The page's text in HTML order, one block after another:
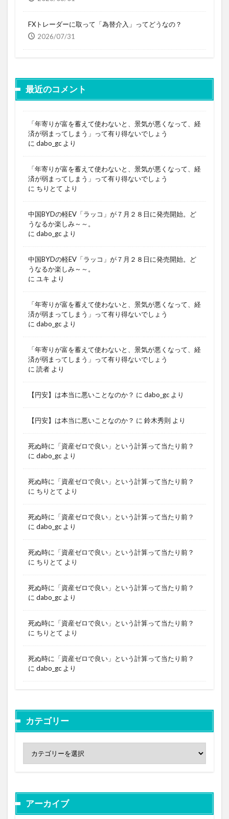
FXトレーダーに取って「為替介入」ってどうなの？
2026/07/31
最近のコメント
「年寄りが富を蓄えて使わないと、景気が悪くなって、経
済が弱まってしまう」って有り得ないでしょう
に dabo_gc より
「年寄りが富を蓄えて使わないと、景気が悪くなって、経
済が弱まってしまう」って有り得ないでしょう
に ちりとて より
中国BYDの軽EV「ラッコ」が７月２８日に発売開始。ど
うなるか楽しみ～～。
に dabo_gc より
中国BYDの軽EV「ラッコ」が７月２８日に発売開始。ど
うなるか楽しみ～～。
に ユキ より
「年寄りが富を蓄えて使わないと、景気が悪くなって、経
済が弱まってしまう」って有り得ないでしょう
に dabo_gc より
「年寄りが富を蓄えて使わないと、景気が悪くなって、経
済が弱まってしまう」って有り得ないでしょう
に 読者 より
【円安】は本当に悪いことなのか？ に dabo_gc より
【円安】は本当に悪いことなのか？ に 鈴木秀則 より
死ぬ時に「資産ゼロで良い」という計算って当たり前？
に dabo_gc より
死ぬ時に「資産ゼロで良い」という計算って当たり前？
に ちりとて より
死ぬ時に「資産ゼロで良い」という計算って当たり前？
に dabo_gc より
死ぬ時に「資産ゼロで良い」という計算って当たり前？
に ちりとて より
死ぬ時に「資産ゼロで良い」という計算って当たり前？
に dabo_gc より
死ぬ時に「資産ゼロで良い」という計算って当たり前？
に ちりとて より
死ぬ時に「資産ゼロで良い」という計算って当たり前？
に dabo_gc より
カテゴリー
アーカイブ